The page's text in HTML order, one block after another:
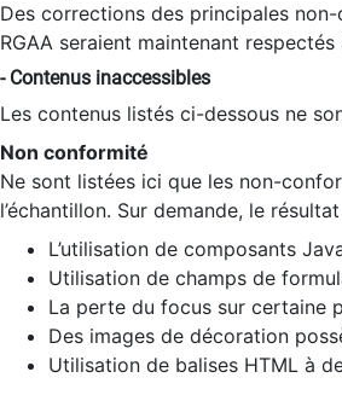
Des corrections des principales
RGAA seraient maintenant
- Contenus inaccessibles
Les contenus listés ci-dessous ne
Non conformité
Ne sont listées ici que les non-
l’échantillon. Sur demande, le
L’utilisation de composants
Utilisation de champs de
La perte du focus sur certaine
Des images de décoration
Utilisation de balises HTML à